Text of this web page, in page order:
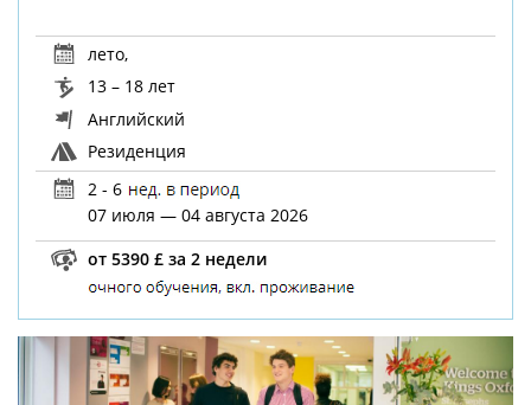
лето,
13 – 18 лет
Английский
Резиденция
2 - 6
07 июля — 04 августа 2026
от 5390 £ за 2 недели